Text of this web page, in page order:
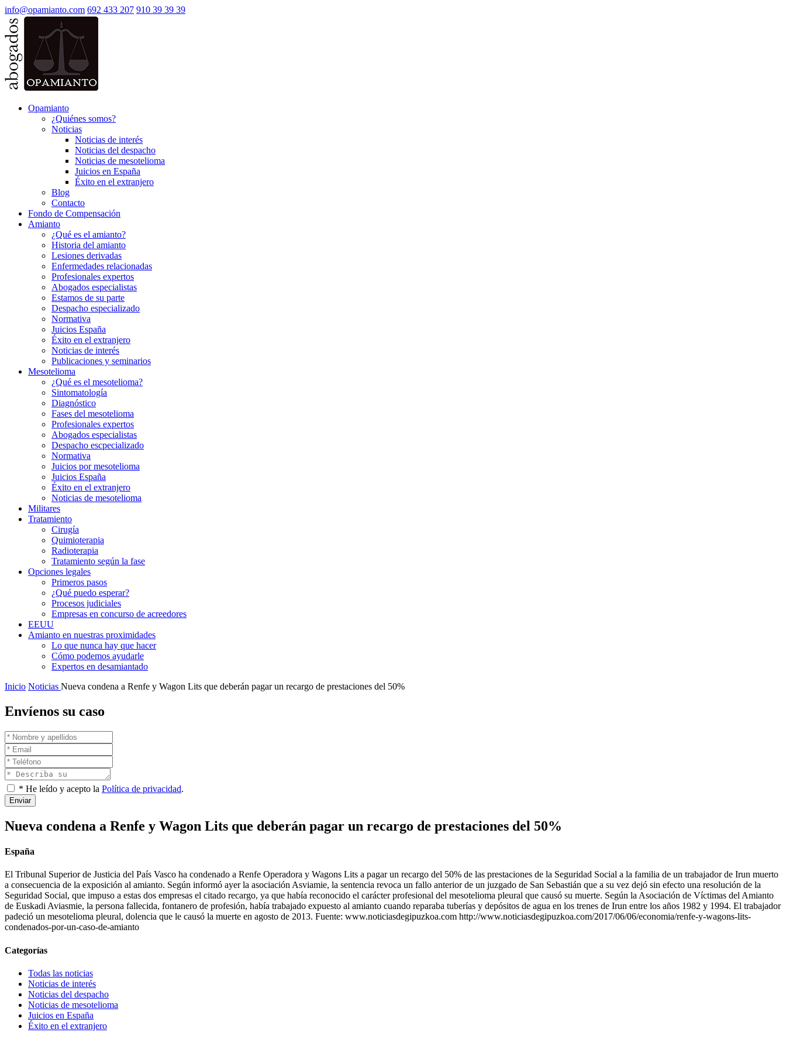
info@opamianto.com 692 433 207 910 39 39 39
Opamianto
¿Quiénes somos?
Noticias
Noticias de interés
Noticias del despacho
Noticias de mesotelioma
Juicios en España
Éxito en el extranjero
Blog
Contacto
Fondo de Compensación
Amianto
¿Qué es el amianto?
Historia del amianto
Lesiones derivadas
Enfermedades relacionadas
Profesionales expertos
Abogados especialistas
Estamos de su parte
Despacho especializado
Normativa
Juicios España
Éxito en el extranjero
Noticias de interés
Publicaciones y seminarios
Mesotelioma
¿Qué es el mesotelioma?
Sintomatología
Diagnóstico
Fases del mesotelioma
Profesionales expertos
Abogados especialistas
Despacho escpecializado
Normativa
Juicios por mesotelioma
Juicios España
Éxito en el extranjero
Noticias de mesotelioma
Militares
Tratamiento
Cirugía
Quimioterapia
Radioterapia
Tratamiento según la fase
Opciones legales
Primeros pasos
¿Qué puedo esperar?
Procesos judiciales
Empresas en concurso de acreedores
EEUU
Amianto en nuestras proximidades
Lo que nunca hay que hacer
Cómo podemos ayudarle
Expertos en desamiantado
Inicio Noticias Nueva condena a Renfe y Wagon Lits que deberán pagar un recargo de prestaciones del 50%
Envíenos su caso
* He leído y acepto la Política de privacidad.
Enviar
Nueva condena a Renfe y Wagon Lits que deberán pagar un recargo de prestaciones del 50%
España
El Tribunal Superior de Justicia del País Vasco ha condenado a Renfe Operadora y Wagons Lits a pagar un recargo del 50% de las prestaciones de la Seguridad Social a la familia de un trabajador de Irun muerto
a consecuencia de la exposición al amianto. Según informó ayer la asociación Asviamie, la sentencia revoca un fallo anterior de un juzgado de San Sebastián que a su vez dejó sin efecto una resolución de la
Seguridad Social, que impuso a estas dos empresas el citado recargo, ya que había reconocido el carácter profesional del mesotelioma pleural que causó su muerte. Según la Asociación de Víctimas del Amianto
de Euskadi Aviasmie, la persona fallecida, fontanero de profesión, había trabajado expuesto al amianto cuando reparaba tuberías y depósitos de agua en los trenes de Irun entre los años 1982 y 1994. El trabajador
padeció un mesotelioma pleural, dolencia que le causó la muerte en agosto de 2013. Fuente: www.noticiasdegipuzkoa.com http://www.noticiasdegipuzkoa.com/2017/06/06/economia/renfe-y-wagons-lits-
condenados-por-un-caso-de-amianto
Categorías
Todas las noticias
Noticias de interés
Noticias del despacho
Noticias de mesotelioma
Juicios en España
Éxito en el extranjero